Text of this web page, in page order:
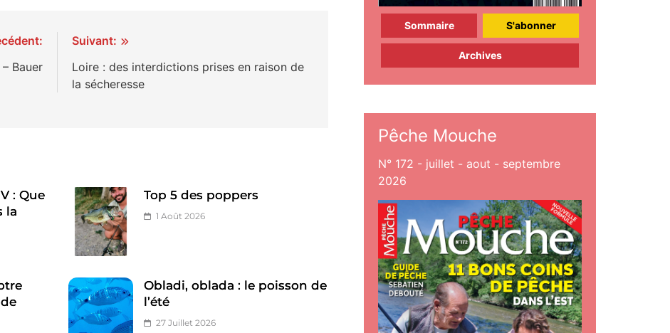
Bauer
Suivant:
Loire : des interdictions prises en raison de
la sécheresse
: Que
la
Top 5 des poppers
1 Août 2026
Obladi, oblada : le poisson de
l’été
27 Juillet 2026
Sommaire S'abonner
Archives
Pêche Mouche
N° 172 - juillet - aout - septembre
2026